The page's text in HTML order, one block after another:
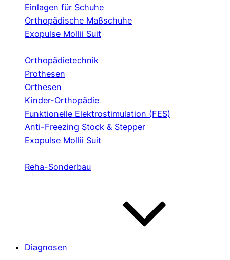
Einlagen für Schuhe
Orthopädische Maßschuhe
Exopulse Mollii Suit
Orthopädietechnik
Prothesen
Orthesen
Kinder-Orthopädie
Funktionelle Elektrostimulation (FES)
Anti-Freezing Stock & Stepper
Exopulse Mollii Suit
Reha-Sonderbau
Diagnosen